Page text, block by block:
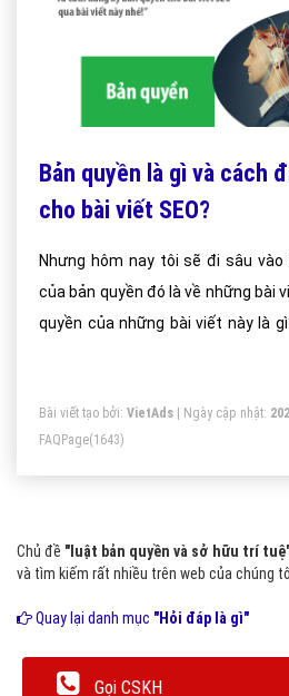
Bản quyền là gì và cách
cho bài viết SEO?
Nhưng hôm nay tôi sẽ đi sâu
của bản quyền đó là về những bài
quyền của những bài viết này là
Bài viết tạo bởi: VietAds | Ngày cập nhật:
FAQPage(1643)
Chủ đề "luật bản quyền và sở hữu trí
và tìm kiếm rất nhiều trên web của chúng
Quay lại danh mục "Hỏi đáp là gì"
Gọi CSKH